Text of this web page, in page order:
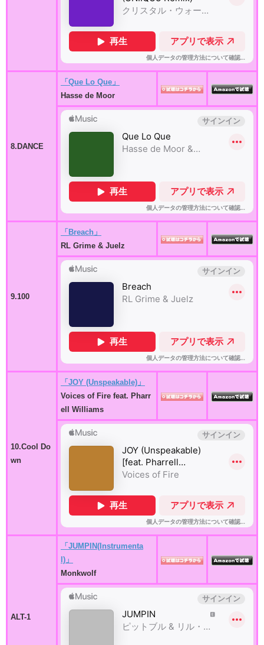
8.DANCE
「Que Lo Que」
Hasse de Moor
9.100
「Breach」
RL Grime & Juelz
10.Cool Do
wn
「JOY (Unspeakable)」
Voices of Fire feat. Pharr
ell Williams
ALT-1
「JUMPIN(Instrumenta
l)」
Monkwolf